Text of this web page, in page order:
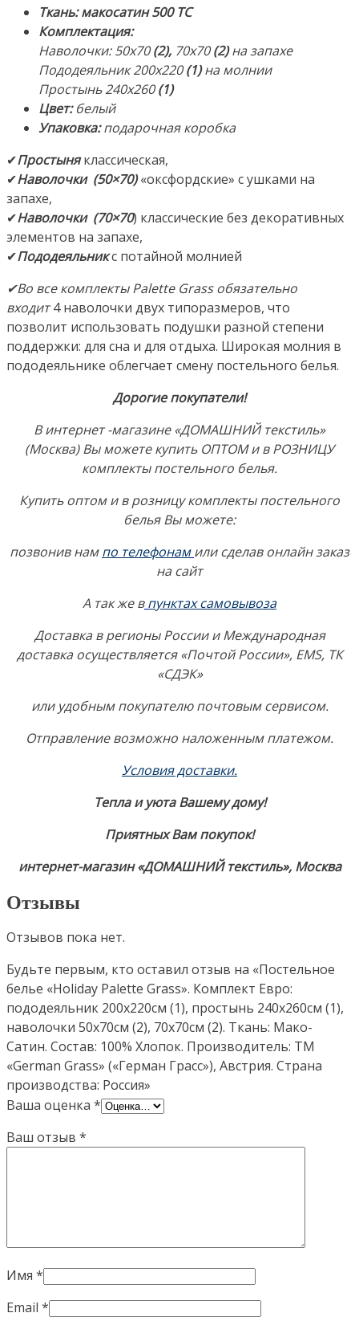
70х70см
Ткань:
Мако-
Сатин.
Состав:
100%
Производитель:
ТМ
«German
Grass»
(«Герман
Грасс»),
Австрия.
Страна
производства:
Ткань: макосатин 500 ТС
Комплектация:
Наволочки: 50х70(2), 70х70(2)на запахе
Пододеяльник 200х220(1)на молнии
Простынь 240х260(1)
Цвет:белый
Упаковка:подарочная коробка
✔Простыняклассическая,
✔Наволочки (50×70)«оксфордские» с ушками на
запахе,
✔Наволочки (70×70) классические без декоративных
элементов на запахе,
✔Пододеяльникс потайной молнией
✔Во все комплекты Palette Grass обязательно
входит4 наволочки двух типоразмеров, что
позволит использовать подушки разной степени
поддержки: для сна и для отдыха. Широкая молния в
пододеяльнике облегчает смену постельного белья.
Дорогие покупатели!
В интернет -магазине «ДОМАШНИЙ текстиль»
(Москва) Вы можете купить ОПТОМ и в РОЗНИЦУ
комплекты постельного белья.
Купить оптом и в розницу комплекты постельного
белья Вы можете:
позвонив нампо телефонам или сделав онлайн заказ
на сайт
А так же в пунктах самовывоза
Доставка в регионы России и Международная
доставка осуществляется «Почтой России», EMS, ТК
«СДЭК»
или удобным покупателю почтовым сервисом.
Отправление возможно наложенным платежом.
Условия доставки.
Тепла и уюта Вашему дому!
Приятных Вам покупок!
интернет-магазин «ДОМАШНИЙ текстиль», Москва
Отзывы
Отзывов пока нет.
Будьте первым, кто оставил отзыв на «Постельное
белье «Holiday Palette Grass». Комплект Евро:
пододеяльник 200х220см (1), простынь 240х260см (1),
наволочки 50х70см (2), 70х70см (2). Ткань: Мако-
Сатин. Состав: 100% Хлопок. Производитель: ТМ
«German Grass» («Герман Грасс»), Австрия. Страна
производства: Россия»
Ваша оценка *
Ваш отзыв *
Имя *
Email *